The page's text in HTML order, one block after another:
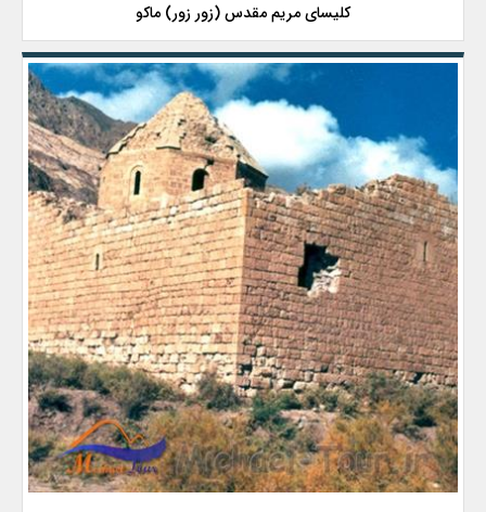
کلیسای مریم مقدس (زور زور) ماکو